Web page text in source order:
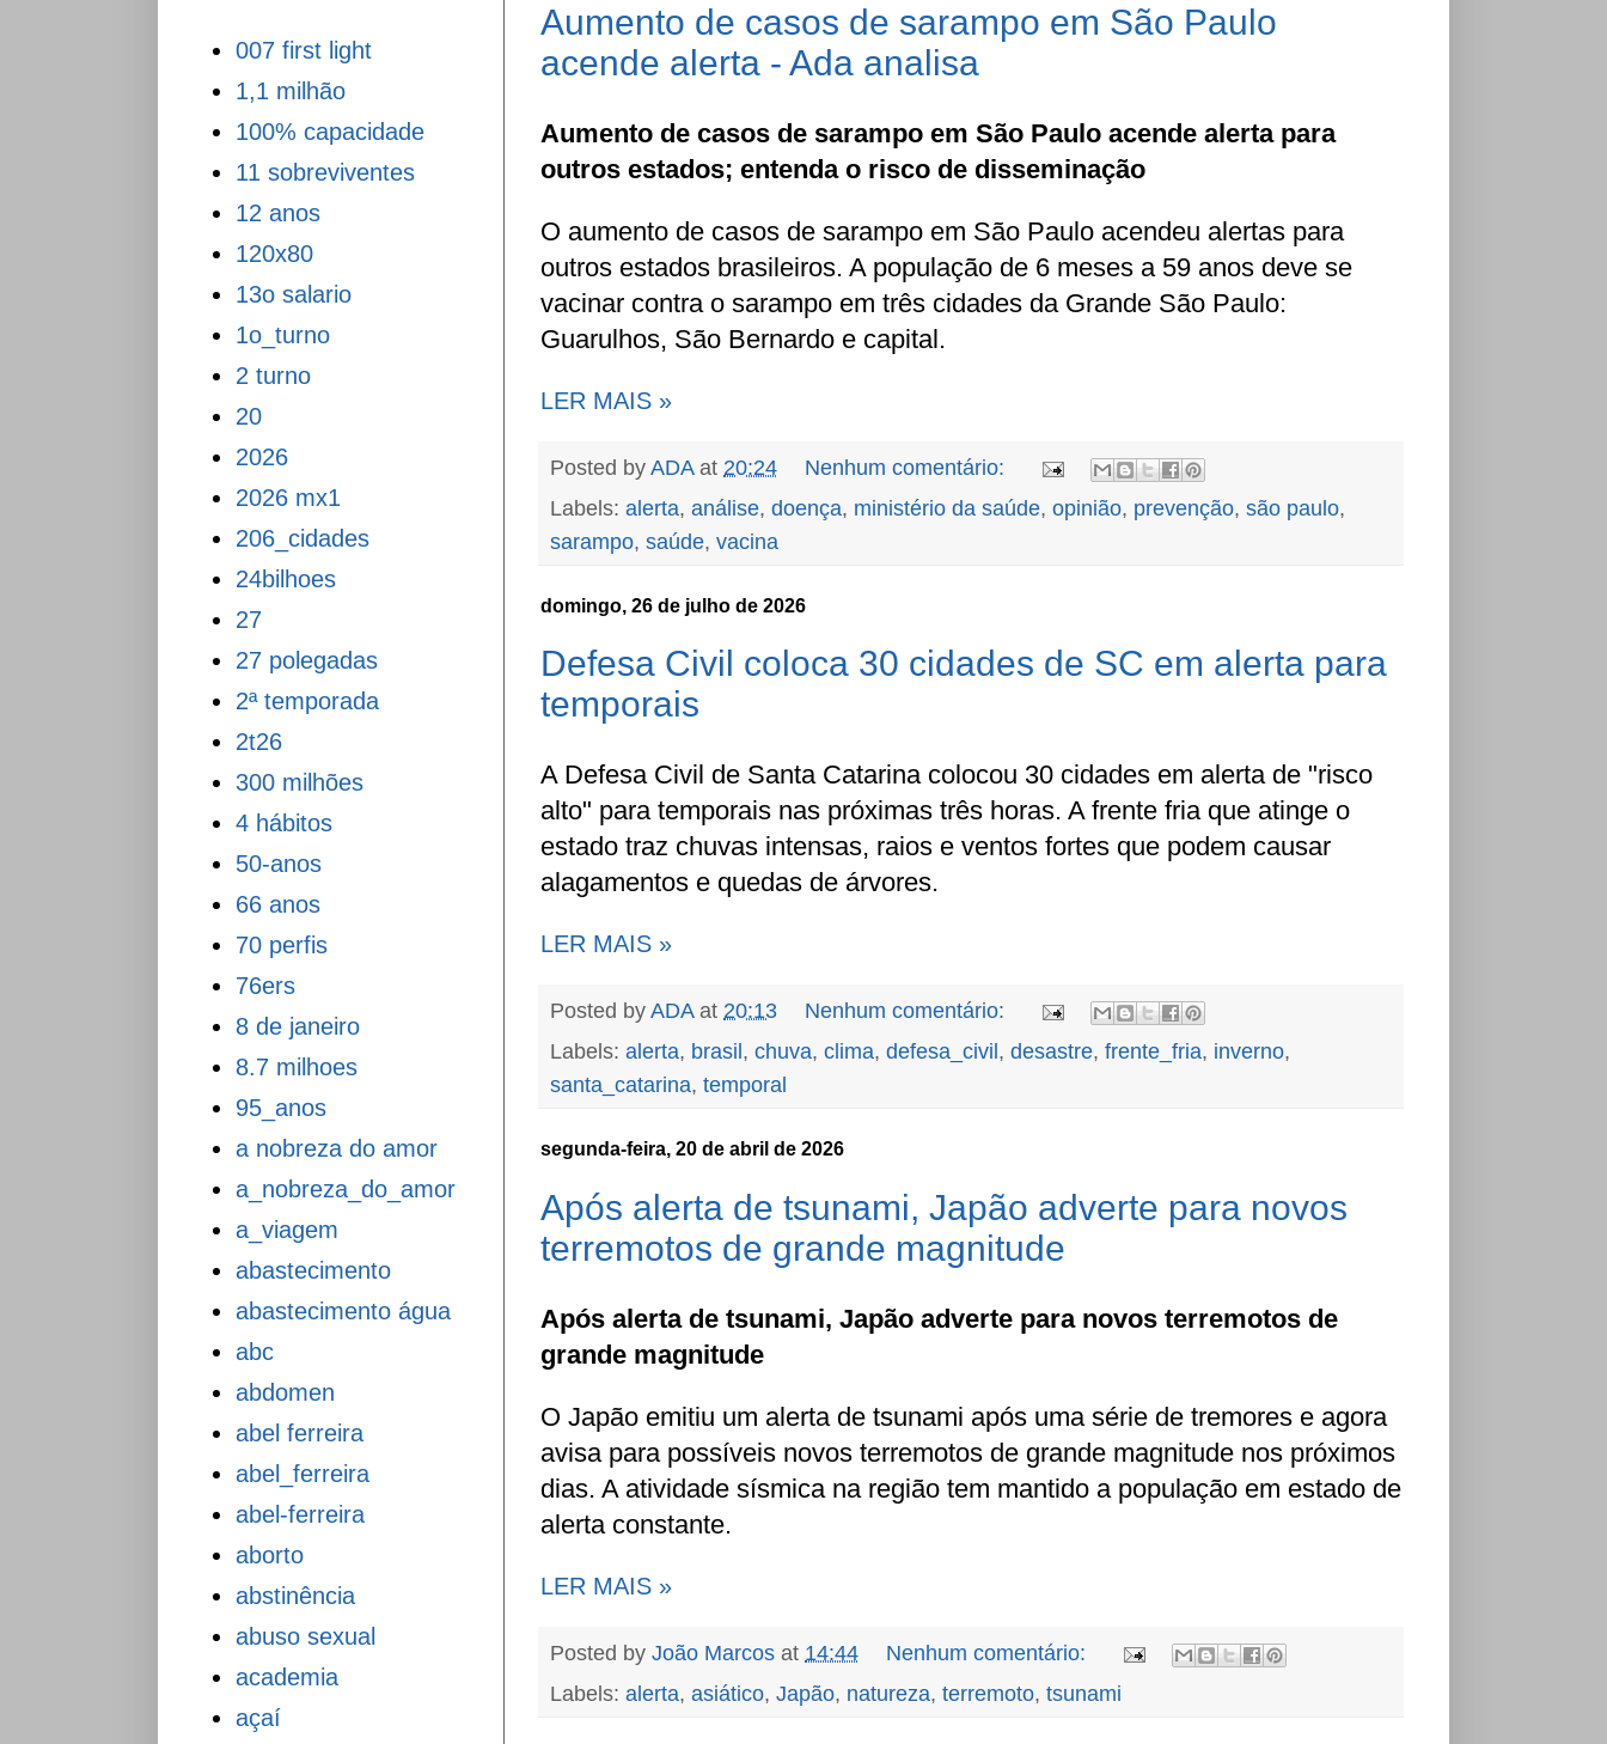
Aumento de casos de sarampo em São Paulo
acende alerta - Ada analisa
Aumento de casos de sarampo em São Paulo acende alerta para
outros estados; entenda o risco de disseminação
O aumento de casos de sarampo em São Paulo acendeu alertas para
outros estados brasileiros. A população de 6 meses a 59 anos deve se
vacinar contra o sarampo em três cidades da Grande São Paulo:
Guarulhos, São Bernardo e capital.
LER MAIS »
Posted by ADA at 20:24
Nenhum comentário:
Labels: alerta, análise, doença, ministério da saúde, opinião, prevenção, são paulo,
sarampo, saúde, vacina
domingo, 26 de julho de 2026
Defesa Civil coloca 30 cidades de SC em alerta para
temporais
A Defesa Civil de Santa Catarina colocou 30 cidades em alerta de "risco
alto" para temporais nas próximas três horas. A frente fria que atinge o
estado traz chuvas intensas, raios e ventos fortes que podem causar
alagamentos e quedas de árvores.
LER MAIS »
Posted by ADA at 20:13
Nenhum comentário:
Labels: alerta, brasil , chuva, clima, defesa_civil , desastre, frente_fria, inverno,
santa_catarina, temporal
segunda-feira, 20 de abril de 2026
Após alerta de tsunami, Japão adverte para novos
terremotos de grande magnitude
Após alerta de tsunami, Japão adverte para novos terremotos de
grande magnitude
O Japão emitiu um alerta de tsunami após uma série de tremores e agora
avisa para possíveis novos terremotos de grande magnitude nos próximos
dias. A atividade sísmica na região tem mantido a população em estado de
alerta constante.
LER MAIS »
Posted by João Marcos at 14:44
Nenhum comentário:
Labels: alerta, asiático, Japão, natureza, terremoto, tsunami
007 first light
1,1 milhão
100% capacidade
11 sobreviventes
12 anos
120x80
13o salario
1o_turno
2 turno
20
2026
2026 mx1
206_cidades
24bilhoes
27
27 polegadas
2ª temporada
2t26
300 milhões
4 hábitos
50-anos
66 anos
70 perfis
76ers
8 de janeiro
8.7 milhoes
95_anos
a nobreza do amor
a_nobreza_do_amor
a_viagem
abastecimento
abastecimento água
abc
abdomen
abel ferreira
abel_ferreira
abel-ferreira
aborto
abstinência
abuso sexual
academia
açaí